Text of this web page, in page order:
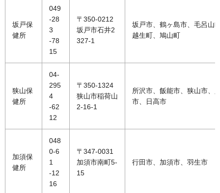
坂戸保
健所
049
-28
3
-78
15
〒350-0212
坂戸市石井2
327-1
坂戸市、鶴ヶ島市、毛呂山
越生町、鳩山町
狭山保
健所
04-
295
4
-62
12
〒350-1324
狭山市稲荷山
2-16-1
所沢市、飯能市、狭山市、
市、日高市
加須保
健所
048
0-6
1
-12
16
〒347-0031
加須市南町5-
15
行田市、加須市、羽生市